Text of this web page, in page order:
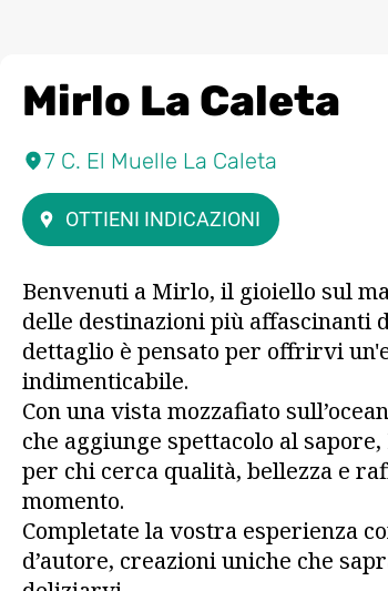
Mirlo La Caleta
7 C. El Muelle La Caleta
OTTIENI INDICAZIONI
Benvenuti a Mirlo, il gioiello sul
delle destinazioni più affascinanti
dettaglio è pensato per offrirvi
indimenticabile.
Con una vista mozzafiato
che aggiunge spettacolo al
per chi cerca qualità, bellezza e
momento.
Completate la vostra esperienza
d’autore, creazioni uniche che